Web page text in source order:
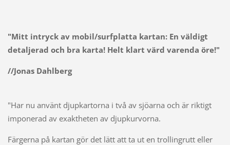
"Mitt intryck av mobil/surfplatta kartan: En väldigt
detaljerad och bra karta! Helt klart värd varenda öre!"
//Jonas Dahlberg
"Har nu använt djupkartorna i två av sjöarna och är riktigt
imponerad av exaktheten av djupkurvorna.
Färgerna på kartan gör det lätt att ta ut en trollingrutt eller